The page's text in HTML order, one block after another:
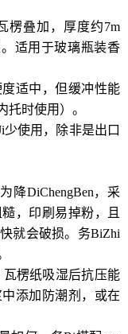
楞叠加，厚度约7m
适用于玻璃瓶装香
适中，但缓冲性能
时使用）。
少使用，除非是出口
降DiChengBen，采
，印刷易掉粉，且
就会破损。务BiZhi
楞纸吸湿后抗压能
添加防潮剂，或在